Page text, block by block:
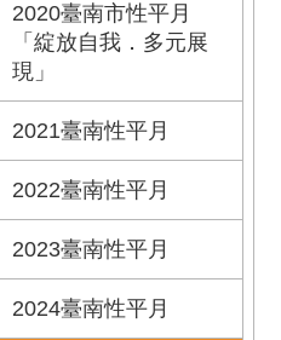
2020臺南市性平月
「綻放自我．多元展
現」
2021臺南性平月
2022臺南性平月
2023臺南性平月
2024臺南性平月